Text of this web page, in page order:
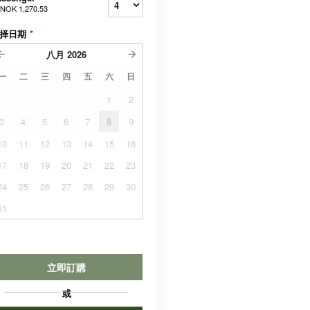
NOK 1,270.53
日期 *
八月 2026
二 三 四 五 六 日
1
2
3
4 5 6 7 8
9
11 12 13 14 15
16
18 19 20 21 22
23
25 26 27 28 29
30
立即訂購
或